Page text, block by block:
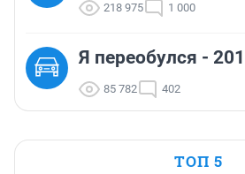
218 975 1 000
Я переобулся -
85 782 402
ТОП 5